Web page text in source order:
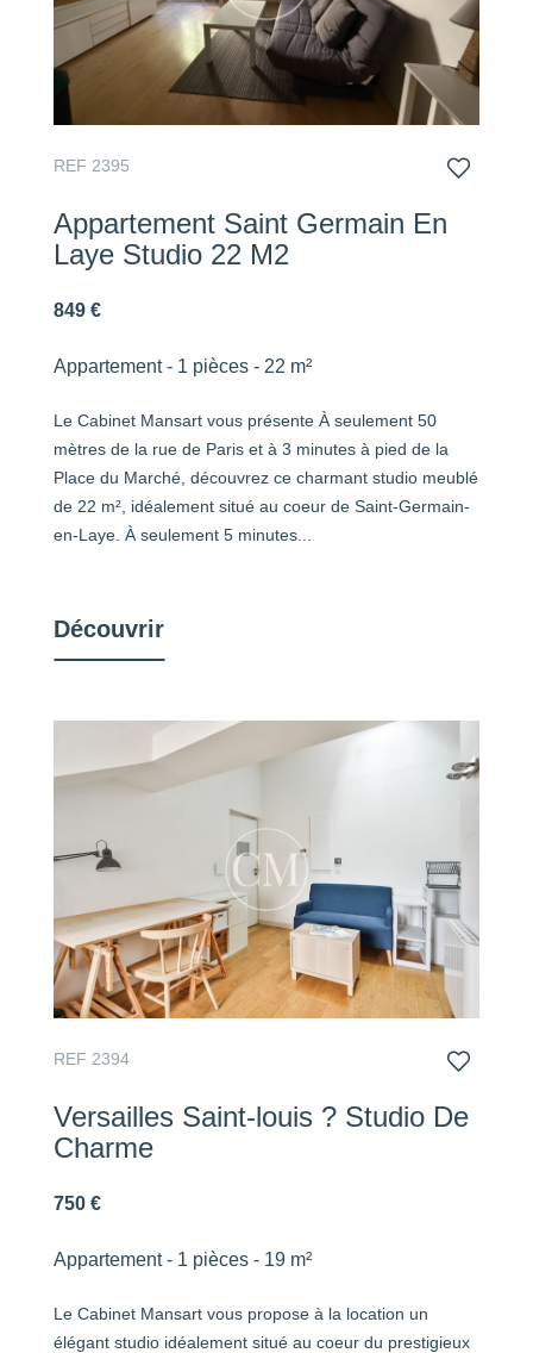
REF 2395
Appartement Saint Germain En
Laye Studio 22 M2
849 €
Appartement - 1 pièces - 22 m²
Le Cabinet Mansart vous présente À seulement 50
mètres de la rue de Paris et à 3 minutes à pied de la
Place du Marché, découvrez ce charmant studio meublé
de 22 m², idéalement situé au coeur de Saint-Germain-
en-Laye. À seulement 5 minutes...
Découvrir
REF 2394
Versailles Saint-louis ? Studio De
Charme
750 €
Appartement - 1 pièces - 19 m²
Le Cabinet Mansart vous propose à la location un
élégant studio idéalement situé au coeur du prestigieux